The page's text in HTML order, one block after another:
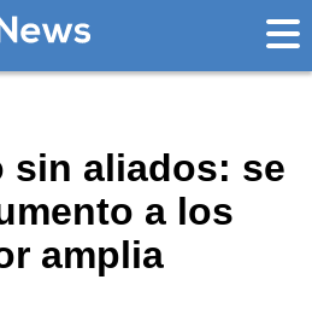
sin aliados: se
a los
amplia